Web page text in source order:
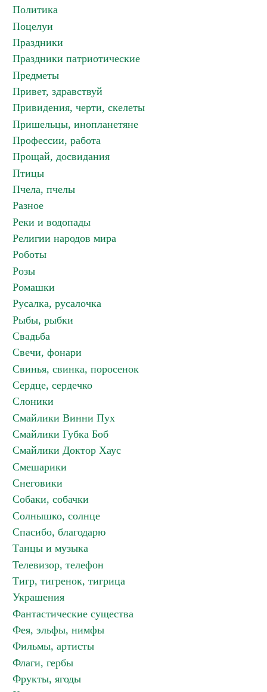
Политика
Поцелуи
Праздники
Праздники патриотические
Предметы
Привет, здравствуй
Привидения, черти, скелеты
Пришельцы, инопланетяне
Профессии, работа
Прощай, досвидания
Птицы
Пчела, пчелы
Разное
Реки и водопады
Религии народов мира
Роботы
Розы
Ромашки
Русалка, русалочка
Рыбы, рыбки
Свадьба
Свечи, фонари
Свинья, свинка, поросенок
Сердце, сердечко
Слоники
Смайлики Винни Пух
Смайлики Губка Боб
Смайлики Доктор Хаус
Смешарики
Снеговики
Собаки, собачки
Солнышко, солнце
Спасибо, благодарю
Танцы и музыка
Телевизор, телефон
Тигр, тигренок, тигрица
Украшения
Фантастические существа
Фея, эльфы, нимфы
Фильмы, артисты
Флаги, гербы
Фрукты, ягоды